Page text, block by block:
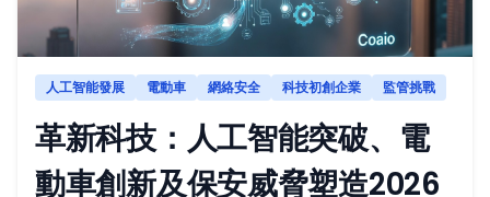
人工智能發展 電動車 網絡安全 科技初創企業 監管挑戰
革新科技：人工智能突破、電
動車創新及保安威脅塑造2026